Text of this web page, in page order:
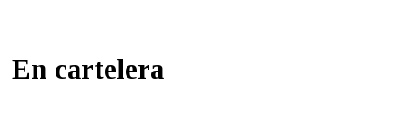
En cartelera